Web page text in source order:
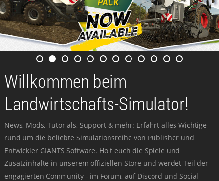
Willkommen beim
Landwirtschafts-Simulator!
News, Mods, Tutorials, Support & mehr: Erfahrt alles Wichtige
rund um die beliebte Simulationsreihe von Publisher und
Entwickler GIANTS Software. Holt euch die Spiele und
Zusatzinhalte in unserem offiziellen Store und werdet Teil der
engagierten Community - im Forum, auf Discord und Social